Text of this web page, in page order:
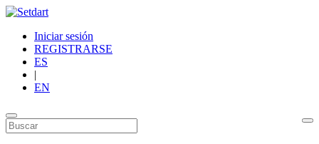
Iniciar sesión
REGISTRARSE
ES
|
EN